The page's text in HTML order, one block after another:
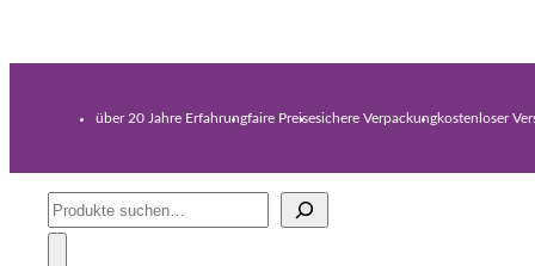
über 20 Jahre Erfahrungfaire Preisesichere Verpackungkostenloser
Suche